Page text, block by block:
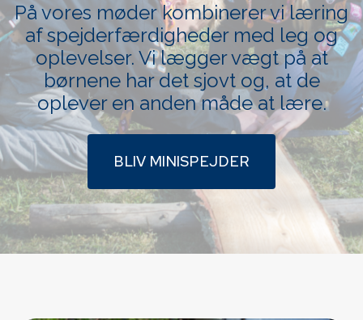
På vores møder kombinerer vi læring
af spejderfærdigheder med leg og
oplevelser. Vi lægger vægt på at
børnene har det sjovt og, at de
oplever en anden måde at lære.
BLIV MINISPEJDER